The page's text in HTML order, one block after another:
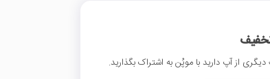
از آپ دارید با موپُن به اشتراک بگذارید.